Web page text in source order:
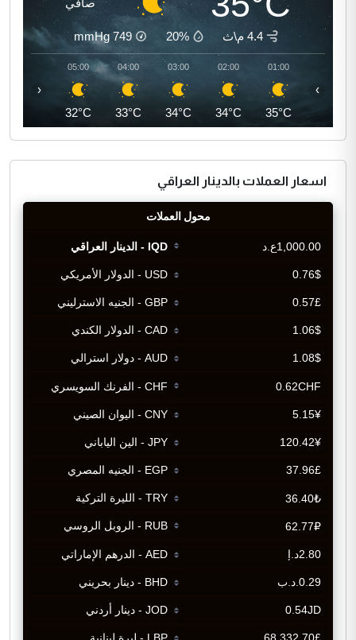
صافي
4.4 م\ث 20%
749
mmHg
01:00
35°C
02:00
34°C
03:00
34°C
04:00
33°C
05:00
32°C
‹ ›
اسعار العملات بالدينار العراقي